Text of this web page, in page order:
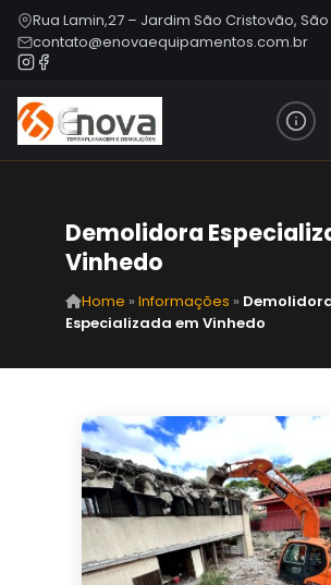
Rua Lamin,27 – Jardim São Cristovão,
contato@enovaequipamentos.com.br
Demolidora
Vinhedo
Home » Informações »
Especializada em Vinhedo